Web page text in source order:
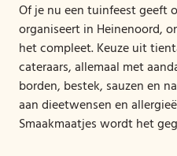
Of je nu een tuinfeest geeft
organiseert in Heinenoord,
het compleet. Keuze uit
cateraars, allemaal met
borden, bestek, sauzen en
aan dieetwensen en
Smaakmaatjes wordt het